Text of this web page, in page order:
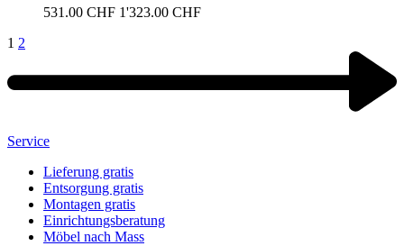
531.00 CHF 1'323.00 CHF
1 2
Service
Lieferung gratis
Entsorgung gratis
Montagen gratis
Einrichtungsberatung
Möbel nach Mass